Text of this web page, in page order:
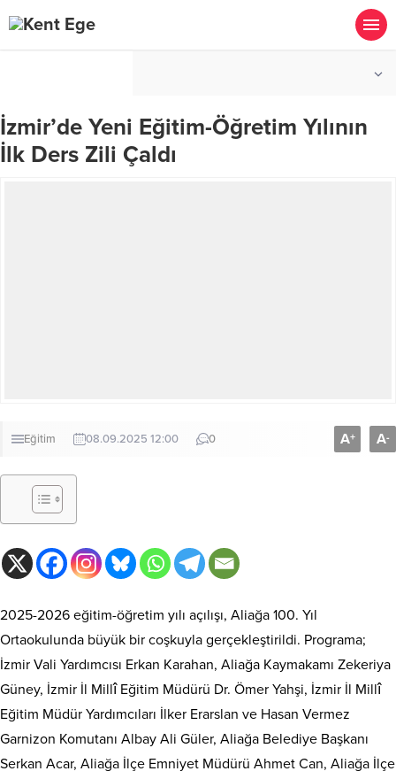
İzmir’de Yeni Eğitim-Öğretim Yılının
İlk Ders Zili Çaldı
Eğitim 08.09.2025 12:00 0 A+ A-
2025-2026 eğitim-öğretim yılı açılışı, Aliağa 100. Yıl
Ortaokulunda büyük bir coşkuyla gerçekleştirildi. Programa;
İzmir Vali Yardımcısı Erkan Karahan, Aliağa Kaymakamı Zekeriya
Güney, İzmir İl Millî Eğitim Müdürü Dr. Ömer Yahşi, İzmir İl Millî
Eğitim Müdür Yardımcıları İlker Erarslan ve Hasan Vermez
Garnizon Komutanı Albay Ali Güler, Aliağa Belediye Başkanı
Serkan Acar, Aliağa İlçe Emniyet Müdürü Ahmet Can, Aliağa İlçe